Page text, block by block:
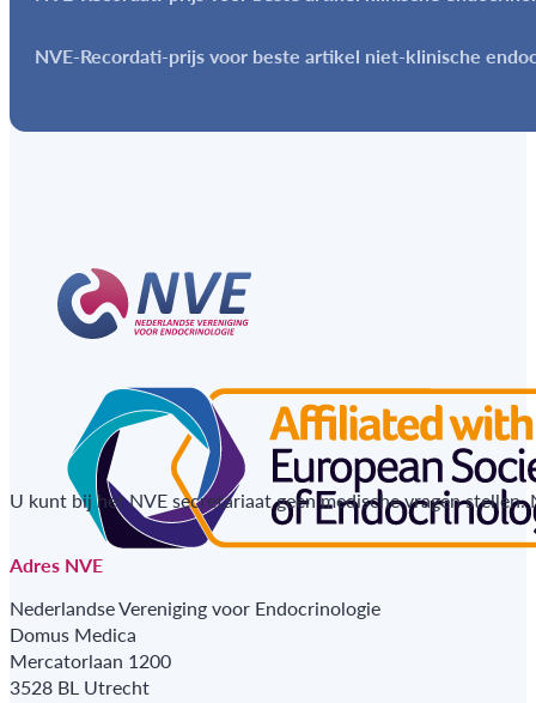
NVE-Recordati-prijs voor beste artikel niet-klinische
U kunt bij het NVE secretariaat geen medische vragen
Adres NVE
Nederlandse Vereniging voor Endocrinologie
Domus Medica
Mercatorlaan 1200
3528 BL Utrecht